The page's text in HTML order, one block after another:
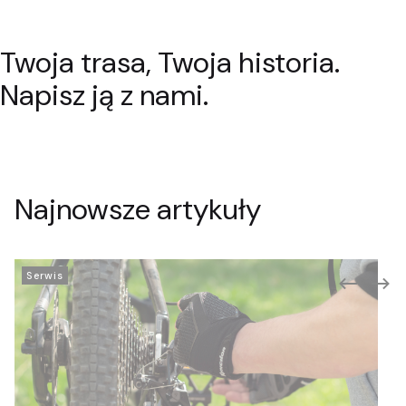
Twoja trasa, Twoja historia.
Napisz ją z nami.
Rowery szosowe
Pokaż
Rowery trekingowe
Pokaż
Najnowsze artykuły
Serwis